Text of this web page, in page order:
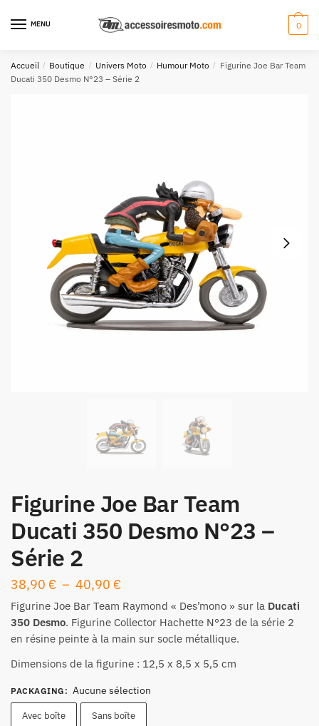
navigation
au
MENU 0
Accueil / Boutique / Univers Moto / Humour Moto /
Figurine Joe Bar Team
Ducati 350 Desmo N°23 – Série 2
Figurine Joe Bar Team
Ducati 350 Desmo N°23 –
Série 2
38,90 € – 40,90 €Plage
de
prix :
38,90 €
à
Figurine Joe Bar Team Raymond « Des’mono » sur la Ducati
350 Desmo. Figurine Collector Hachette N°23 de la série 2
en résine peinte à la main sur socle métallique.
Dimensions de la figurine : 12,5 x 8,5 x 5,5 cm
PACKAGING : Aucune sélection
Avec boîte Sans boîte